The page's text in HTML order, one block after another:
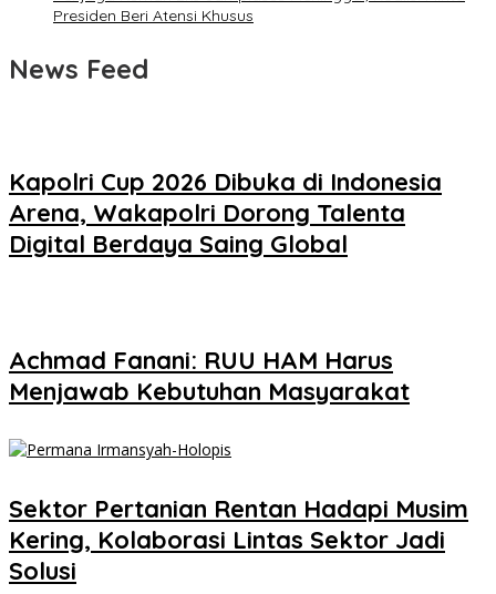
Presiden Beri Atensi Khusus
News Feed
Kapolri Cup 2026 Dibuka di Indonesia
Arena, Wakapolri Dorong Talenta
Digital Berdaya Saing Global
Achmad Fanani: RUU HAM Harus
Menjawab Kebutuhan Masyarakat
Sektor Pertanian Rentan Hadapi Musim
Kering, Kolaborasi Lintas Sektor Jadi
Solusi